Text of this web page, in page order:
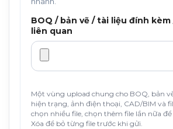
BOQ / bản vẽ / tài liệu đính
liên quan
Một vùng upload chung cho BOQ, bản
hiện trạng, ảnh điện thoại, CAD/BIM và
chọn nhiều file, chọn thêm file lần nữa
Xóa để bỏ từng file trước khi gửi.